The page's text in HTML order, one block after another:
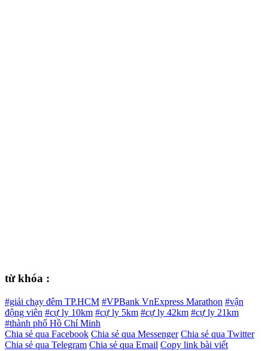
từ khóa :
#giải chạy đêm TP.HCM #VPBank VnExpress Marathon #vận
động viên #cự ly 10km #cự ly 5km #cự ly 42km #cự ly 21km
#thành phố Hồ Chí Minh
Chia sẻ qua Facebook Chia sẻ qua Messenger Chia sẻ qua Twitter
Chia sẻ qua Telegram Chia sẻ qua Email Copy link bài viết